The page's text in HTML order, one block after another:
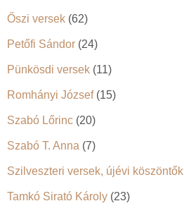
Őszi versek (62)
Petőfi Sándor (24)
Pünkösdi versek (11)
Romhányi József(15)
Szabó Lőrinc (20)
Szabó T. Anna (7)
Szilveszteri versek, újévi köszöntők
Tamkó Sirató Károly (23)